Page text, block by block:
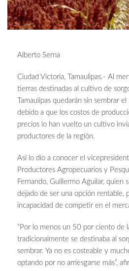
Alberto Serna
Ciudad Victoria, Tamaulipas.- Al
tierras destinadas al cultivo de
Tamaulipas quedarán sin sembrar
debido a que los costos de
precios lo han vuelto un cultivo
productores de la región.
Así lo dio a conocer el
Productores Agropecuarios y
Fernando, Guillermo Aguilar, quien
dejado de ser una opción rentable,
incapacidad de competir en el
“Por lo menos un 50 por ciento de
tradicionalmente se destinaba al
sembrar. Ya no es costeable y
optando por no arriesgarse más”,